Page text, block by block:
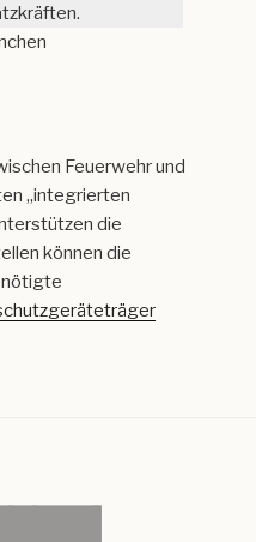
Feuerwehr und
„integrierten
die
können die